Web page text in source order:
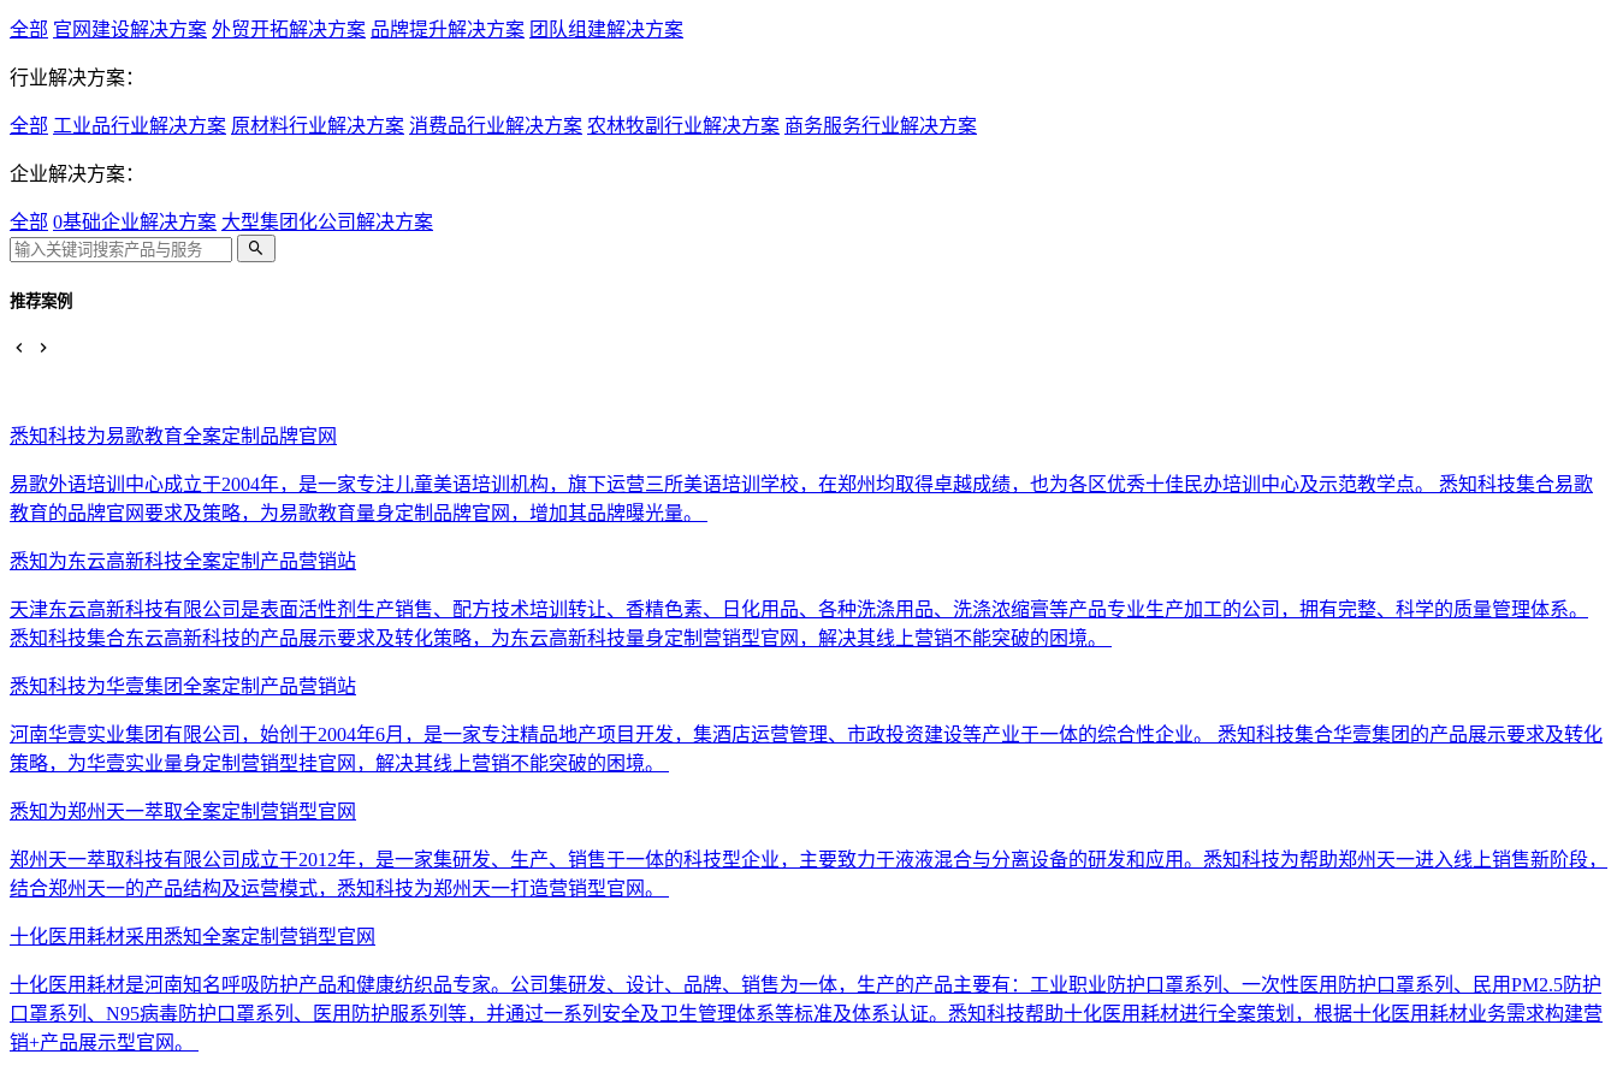
全部 官网建设解决方案 外贸开拓解决方案 品牌提升解决方案 团队组建解决方案
行业解决方案：
全部 工业品行业解决方案 原材料行业解决方案 消费品行业解决方案 农林牧副行业解决方案 商务服务行业解决方案
企业解决方案：
全部 0基础企业解决方案 大型集团化公司解决方案
推荐案例
悉知科技为易歌教育全案定制品牌官网
易歌外语培训中心成立于2004年，是一家专注儿童美语培训机构，旗下运营三所美语培训学校，在郑州均取得卓越成绩，也为各区优秀十佳民办培训中心及示范教学点。 悉知科技集合易歌
教育的品牌官网要求及策略，为易歌教育量身定制品牌官网，增加其品牌曝光量。
悉知为东云高新科技全案定制产品营销站
天津东云高新科技有限公司是表面活性剂生产销售、配方技术培训转让、香精色素、日化用品、各种洗涤用品、洗涤浓缩膏等产品专业生产加工的公司，拥有完整、科学的质量管理体系。
悉知科技集合东云高新科技的产品展示要求及转化策略，为东云高新科技量身定制营销型官网，解决其线上营销不能突破的困境。
悉知科技为华壹集团全案定制产品营销站
河南华壹实业集团有限公司，始创于2004年6月，是一家专注精品地产项目开发，集酒店运营管理、市政投资建设等产业于一体的综合性企业。 悉知科技集合华壹集团的产品展示要求及转化
策略，为华壹实业量身定制营销型挂官网，解决其线上营销不能突破的困境。
悉知为郑州天一萃取全案定制营销型官网
郑州天一萃取科技有限公司成立于2012年，是一家集研发、生产、销售于一体的科技型企业，主要致力于液液混合与分离设备的研发和应用。悉知科技为帮助郑州天一进入线上销售新阶段，
结合郑州天一的产品结构及运营模式，悉知科技为郑州天一打造营销型官网。
十化医用耗材采用悉知全案定制营销型官网
十化医用耗材是河南知名呼吸防护产品和健康纺织品专家。公司集研发、设计、品牌、销售为一体，生产的产品主要有：工业职业防护口罩系列、一次性医用防护口罩系列、民用PM2.5防护
口罩系列、N95病毒防护口罩系列、医用防护服系列等，并通过一系列安全及卫生管理体系等标准及体系认证。悉知科技帮助十化医用耗材进行全案策划，根据十化医用耗材业务需求构建营
销+产品展示型官网。